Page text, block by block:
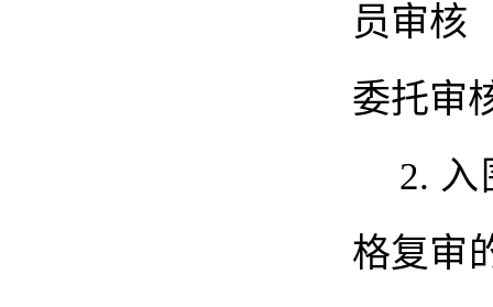
员审核
委托审
2. 入
格复审